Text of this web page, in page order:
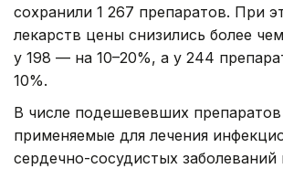
сохранили 1 267 препаратов. При
лекарств цены снизились более
у 198 — на 10–20%, а у 244
10%.
В числе подешевевших
применяемые для лечения
сердечно-сосудистых заболеваний